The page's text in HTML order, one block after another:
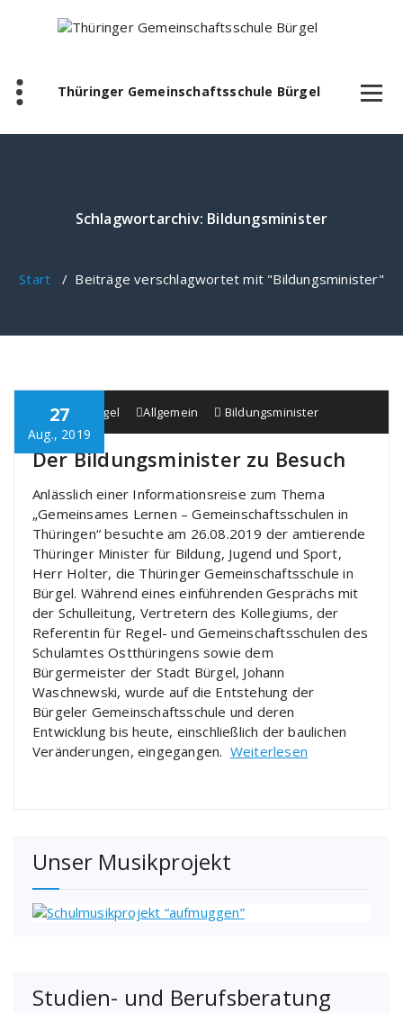
Thüringer Gemeinschaftsschule Bürgel
Schlagwortarchiv: Bildungsminister
Start / Beiträge verschlagwortet mit "Bildungsminister"
27
Aug., 2019
Schule Bürgel Allgemein Bildungsminister
Der Bildungsminister zu Besuch
Anlässlich einer Informationsreise zum Thema
„Gemeinsames Lernen – Gemeinschaftsschulen in
Thüringen“ besuchte am 26.08.2019 der amtierende
Thüringer Minister für Bildung, Jugend und Sport,
Herr Holter, die Thüringer Gemeinschaftsschule in
Bürgel. Während eines einführenden Gesprächs mit
der Schulleitung, Vertretern des Kollegiums, der
Referentin für Regel- und Gemeinschaftsschulen des
Schulamtes Ostthüringens sowie dem
Bürgermeister der Stadt Bürgel, Johann
Waschnewski, wurde auf die Entstehung der
Bürgeler Gemeinschaftsschule und deren
Entwicklung bis heute, einschließlich der baulichen
Veränderungen, eingegangen. Weiterlesen
Unser Musikprojekt
Studien- und Berufsberatung